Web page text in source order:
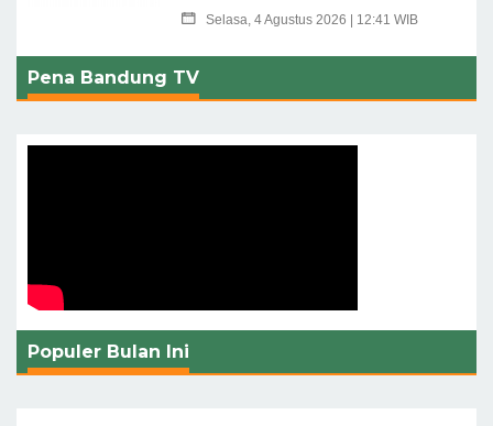
Selasa, 4 Agustus 2026 | 12:41 WIB
Pena Bandung TV
Populer Bulan Ini